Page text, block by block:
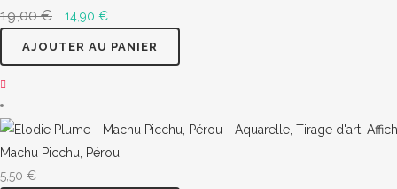
19,00€
Le
14,90 €
AJOUTER AU PANIER
Machu Picchu, Pérou
5,50 €